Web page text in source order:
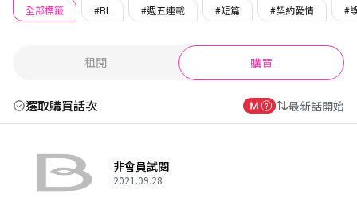
全部標籤 #BL #週五連載 #短篇 #契約愛情 #
租閱 購買
選取購買話次 最新話開始
非會員試閱
2021.09.28